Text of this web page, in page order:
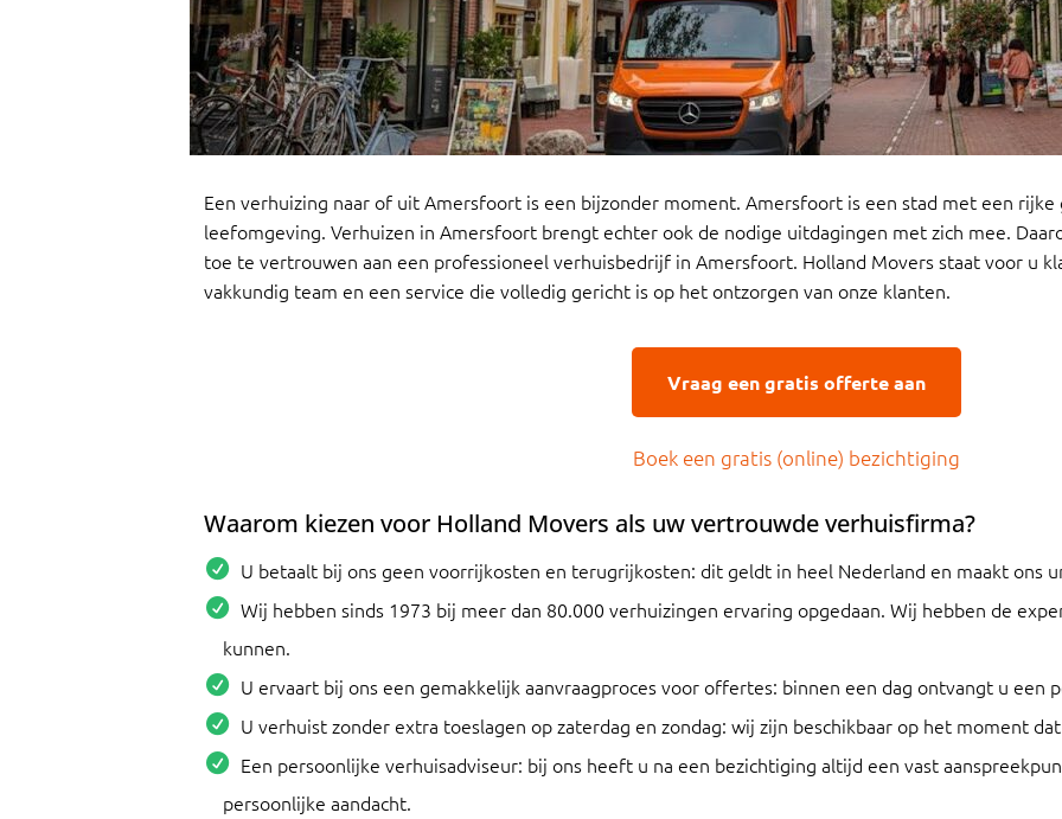
Een verhuizing naar of uit Amersfoort is een bijzonder moment. Amersfoort is een stad met een rijke
leefomgeving. Verhuizen in Amersfoort brengt echter ook de nodige uitdagingen met zich mee.
toe te vertrouwen aan een professioneel verhuisbedrijf in Amersfoort. Holland Movers staat voor u
vakkundig team en een service die volledig gericht is op het ontzorgen van onze klanten.
Vraag een gratis offerte aan
Boek een gratis (online) bezichtiging
Waarom kiezen voor Holland Movers als uw vertrouwde verhuisfirma?
U betaalt bij ons geen voorrijkosten en terugrijkosten: dit geldt in heel Nederland en maakt ons
Wij hebben sinds 1973 bij meer dan 80.000 verhuizingen ervaring opgedaan. Wij hebben de
kunnen.
U ervaart bij ons een gemakkelijk aanvraagproces voor offertes: binnen een dag ontvangt u een
U verhuist zonder extra toeslagen op zaterdag en zondag: wij zijn beschikbaar op het moment
Een persoonlijke verhuisadviseur: bij ons heeft u na een bezichtiging altijd een vast
persoonlijke aandacht.